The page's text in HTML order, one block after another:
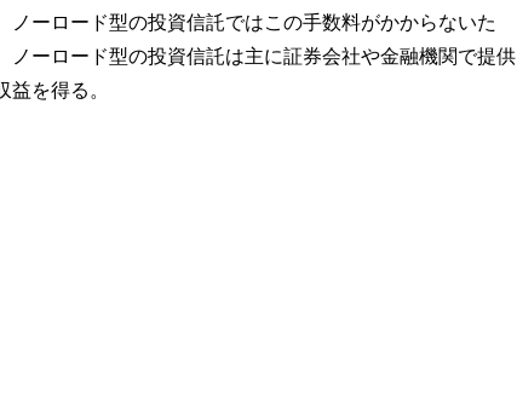
ーロード型の投資信託ではこの手数料がかからないた
ーロード型の投資信託は主に証券会社や金融機関で提供
を得る。